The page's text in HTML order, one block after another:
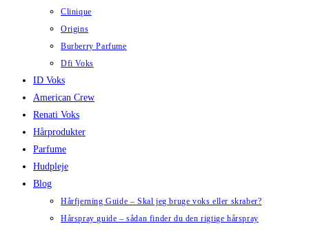
Clinique
Origins
Burberry Parfume
Dfi Voks
ID Voks
American Crew
Renati Voks
Hårprodukter
Parfume
Hudpleje
Blog
Hårfjerning Guide – Skal jeg bruge voks eller skraber?
Hårspray guide – sådan finder du den rigtige hårspray